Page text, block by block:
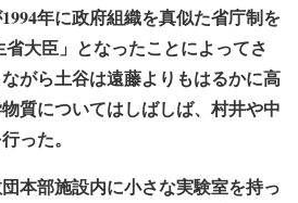
年に政府組織を真似た省庁制を
大臣」となったことによってさ
がら土谷は遠藤よりもはるかに高
質についてはしばしば、村井や中
った。
本部施設内に小さな実験室を持っ